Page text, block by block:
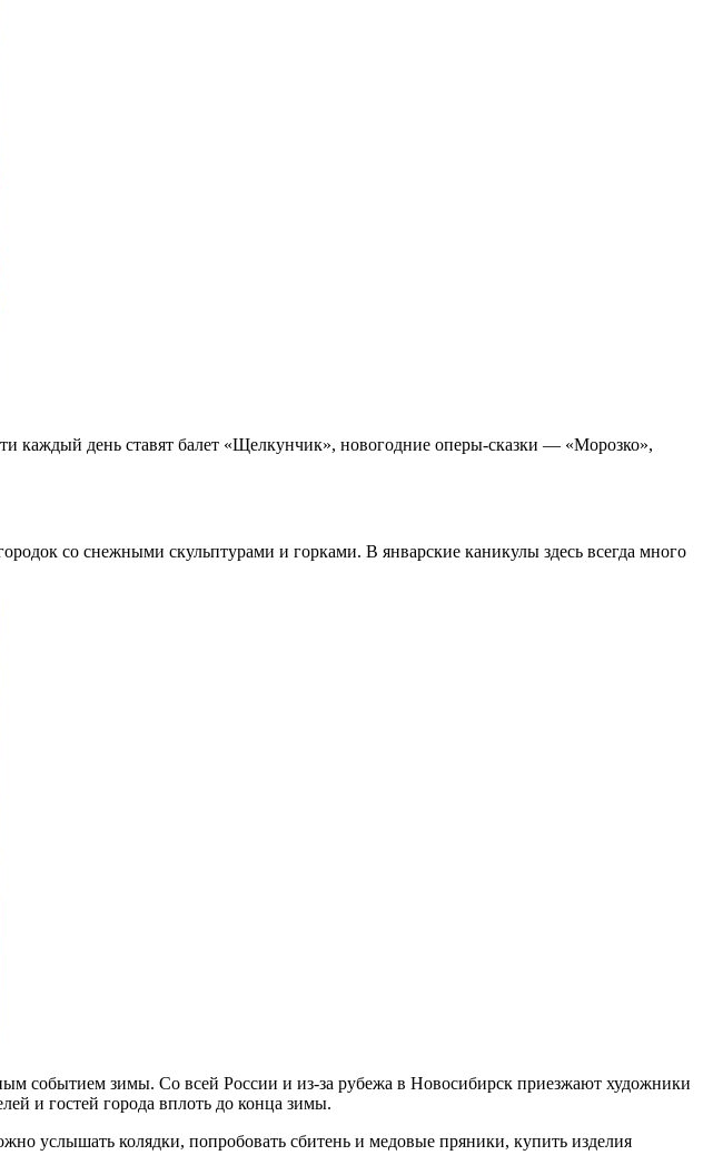
каждый день ставят балет «Щелкунчик», новогодние оперы-сказки — «Морозко»,
со снежными скульптурами и горками. В январские каникулы здесь всегда много
событием зимы. Со всей России и из-за рубежа в Новосибирск приезжают художники
и гостей города вплоть до конца зимы.
услышать колядки, попробовать сбитень и медовые пряники, купить изделия